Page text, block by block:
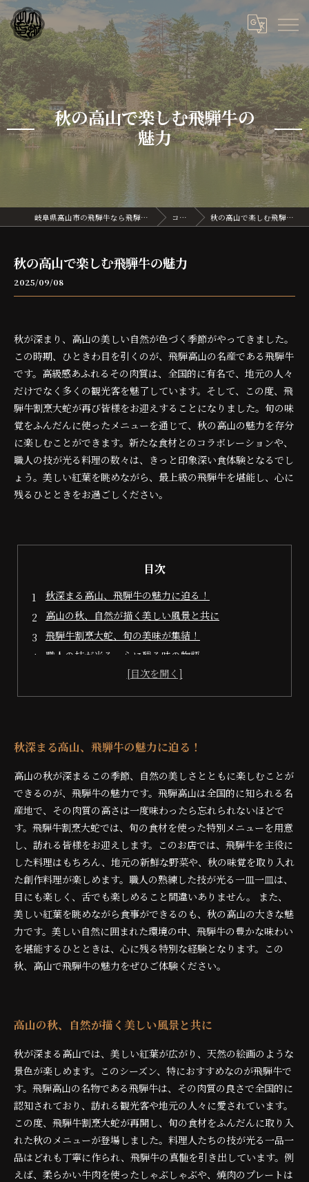
秋の高山で楽しむ飛騨牛の
魅力
岐阜県高山市の飛騨牛なら飛騨牛割烹 大蛇 コラム 秋の高山で楽しむ飛騨牛の魅力
秋の高山で楽しむ飛騨牛の魅力
2025/09/08
秋が深まり、高山の美しい自然が色づく季節がやってきました。
この時期、ひときわ目を引くのが、飛騨高山の名産である飛騨牛
です。高級感あふれるその肉質は、全国的に有名で、地元の人々
だけでなく多くの観光客を魅了しています。そして、この度、飛
騨牛割烹大蛇が再び皆様をお迎えすることになりました。旬の味
覚をふんだんに使ったメニューを通じて、秋の高山の魅力を存分
に楽しむことができます。新たな食材とのコラボレーションや、
職人の技が光る料理の数々は、きっと印象深い食体験となるでし
ょう。美しい紅葉を眺めながら、最上級の飛騨牛を堪能し、心に
残るひとときをお過ごしください。
目次
秋深まる高山、飛騨牛の魅力に迫る！
高山の秋、自然が描く美しい風景と共に
飛騨牛割烹大蛇、旬の美味が集結！
職人の技が光る、心に残る味の物語
美しい紅葉と共に贅沢なひと時を過ごす
飛騨牛の新たな楽しみ方、食材とのコラボレーション
秋深まる高山、飛騨牛の魅力に迫る！
高山の秋が深まるこの季節、自然の美しさとともに楽しむことが
できるのが、飛騨牛の魅力です。飛騨高山は全国的に知られる名
産地で、その肉質の高さは一度味わったら忘れられないほどで
す。飛騨牛割烹大蛇では、旬の食材を使った特別メニューを用意
し、訪れる皆様をお迎えします。このお店では、飛騨牛を主役に
した料理はもちろん、地元の新鮮な野菜や、秋の味覚を取り入れ
た創作料理が楽しめます。職人の熟練した技が光る一皿一皿は、
目にも楽しく、舌でも楽しめること間違いありません。 また、
美しい紅葉を眺めながら食事ができるのも、秋の高山の大きな魅
力です。美しい自然に囲まれた環境の中、飛騨牛の豊かな味わい
を堪能するひとときは、心に残る特別な経験となります。この
秋、高山で飛騨牛の魅力をぜひご体験ください。
高山の秋、自然が描く美しい風景と共に
秋が深まる高山では、美しい紅葉が広がり、天然の絵画のような
景色が楽しめます。このシーズン、特におすすめなのが飛騨牛で
す。飛騨高山の名物である飛騨牛は、その肉質の良さで全国的に
認知されており、訪れる観光客や地元の人々に愛されています。
この度、飛騨牛割烹大蛇が再開し、旬の食材をふんだんに取り入
れた秋のメニューが登場しました。料理人たちの技が光る一品一
品はどれも丁寧に作られ、飛騨牛の真髄を引き出しています。例
えば、柔らかい牛肉を使ったしゃぶしゃぶや、焼肉のプレートは